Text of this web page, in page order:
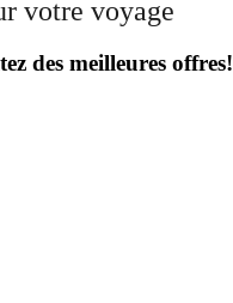
votre voyage
des meilleures offres!